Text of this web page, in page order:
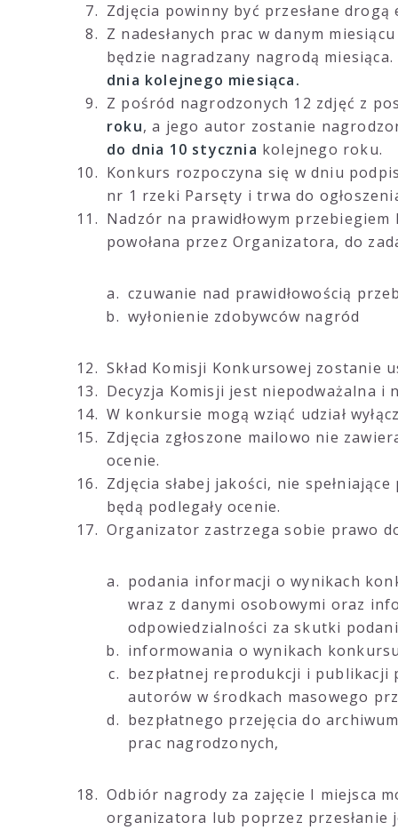
Zdjęcia powinny być przesłane
Z nadesłanych prac w danym
będzie nagradzany nagrodą
dnia kolejnego miesiąca.
Z pośród nagrodzonych 12 zdjęć z
roku, a jego autor zostanie
do dnia 10 stycznia kolejnego roku.
Konkurs rozpoczyna się w dniu
nr 1 rzeki Parsęty i trwa do
Nadzór na prawidłowym
powołana przez Organizatora, do
czuwanie nad prawidłowością
wyłonienie zdobywców nagród
Skład Komisji Konkursowej zostanie
Decyzja Komisji jest niepodważalna i
W konkursie mogą wziąć udział
Zdjęcia zgłoszone mailowo nie
ocenie.
Zdjęcia słabej jakości, nie
będą podlegały ocenie.
Organizator zastrzega sobie prawo
podania informacji o wynikach
wraz z danymi osobowymi oraz
odpowiedzialności za skutki
informowania o wynikach
bezpłatnej reprodukcji i publikacji
autorów w środkach masowego
bezpłatnego przejęcia do
prac nagrodzonych,
Odbiór nagrody za zajęcie I miejsca
organizatora lub poprzez przesłanie